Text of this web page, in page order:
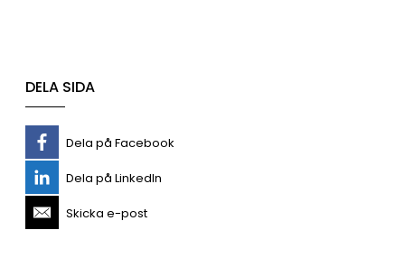
DELA SIDA
Dela på Facebook
Dela på LinkedIn
Skicka e-post